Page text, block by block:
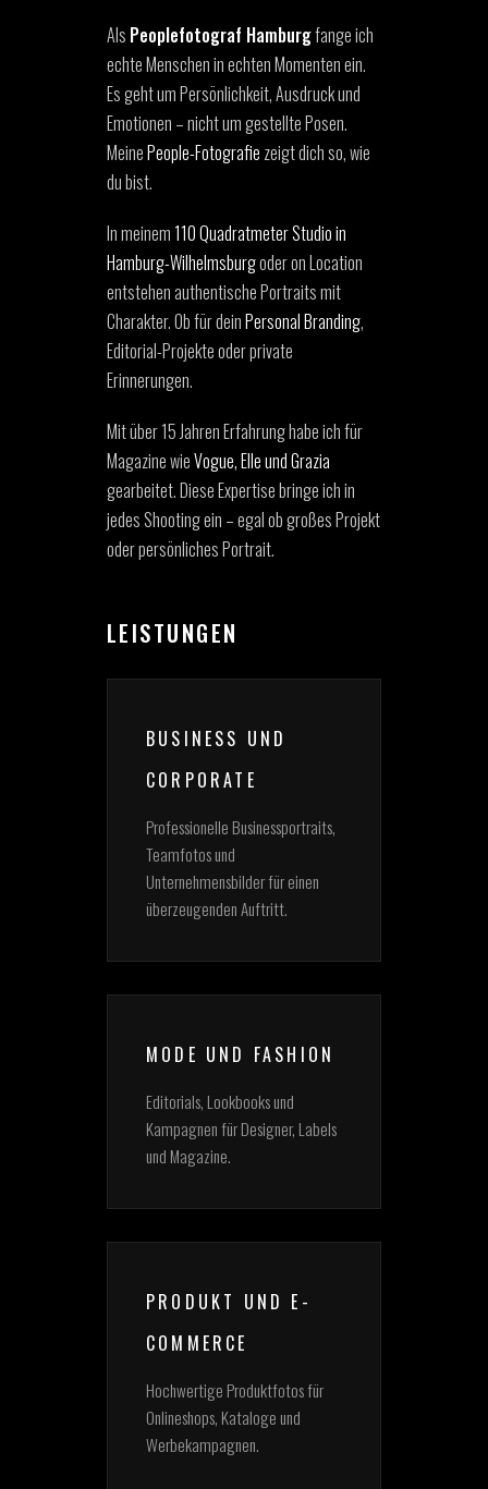
Als Peoplefotograf Hamburgfange ich
echte Menschen in echten Momenten ein.
Es geht um Persönlichkeit, Ausdruck und
Emotionen – nicht um gestellte Posen.
MeinePeople-Fotografie zeigt dich so, wie
du bist.
In meinem110 Quadratmeter Studio in
Hamburg-Wilhelmsburgoder on Location
entstehen authentische Portraits mit
Charakter. Ob für deinPersonal Branding,
Editorial-Projekte oder private
Erinnerungen.
Mit über 15 Jahren Erfahrung habe ich für
Magazine wieVogue, Elle und Grazia
gearbeitet. Diese Expertise bringe ich in
jedes Shooting ein – egal ob großes Projekt
oder persönliches Portrait.
LEISTUNGEN
BUSINESS UND
CORPORATE
Professionelle Businessportraits,
Teamfotos und
Unternehmensbilder für einen
überzeugenden Auftritt.
MODE UND FASHION
Editorials, Lookbooks und
Kampagnen für Designer, Labels
und Magazine.
PRODUKT UND E-
COMMERCE
Hochwertige Produktfotos für
Onlineshops, Kataloge und
Werbekampagnen.